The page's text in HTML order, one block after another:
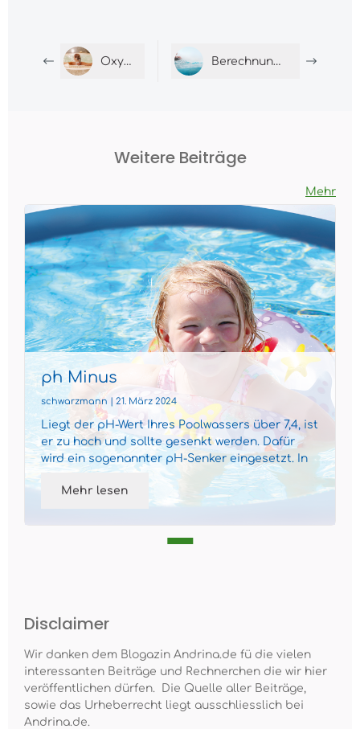
Oxy3/ Oxy3 pro Berechnung des Verbrauchs
Weitere Beiträge
Mehr
ph Minus
schwarzmann | 21. März 2024
Liegt der pH-Wert Ihres Poolwassers über 7,4, ist
er zu hoch und sollte gesenkt werden. Dafür
wird ein sogenannter pH-Senker eingesetzt. In
der Regel ...
Mehr lesen
Disclaimer
Wir danken dem Blogazin Andrina.de fü die vielen
interessanten Beiträge und Rechnerchen die wir hier
veröffentlichen dürfen. Die Quelle aller Beiträge,
sowie das Urheberrecht liegt ausschliesslich bei
Andrina.de.